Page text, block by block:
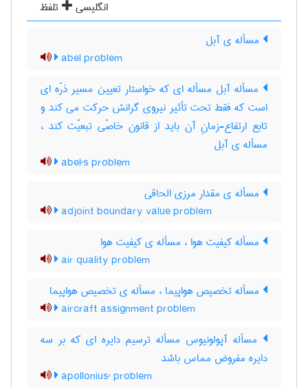
انگلیسی
تلفظ
مسأله ی آبل
abel problem
مسأله آبل مسأله ای که خواستار تعیین مسیر ذرّه ای
است که فقط تحت تأثیر نیروی گرانش حرکت می کند و
تابع ارتفاع-زمانِ آن باید از قانون خاصّی تبعیّت کند ،
مسأله ی آبل
abel's problem
مسأله ی مقدار مرزی الحاقی
adjoint boundary value problem
مسأله کیفیت هوا ، مسأله ی کیفیت هوا
air quality problem
مسأله تخصیص هواپیما ، مسأله ی تخصیص هواپیما
aircraft assignment problem
مسأله آپولونیوس مسأله ترسیم دایره ای که بر سه
دایره مفروض مماس باشد
apollonius' problem